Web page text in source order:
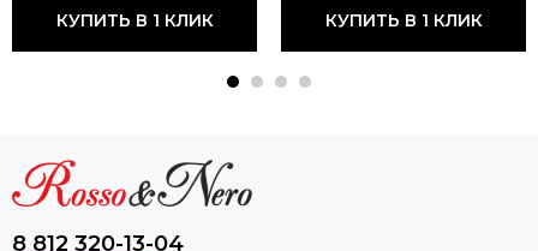
КУПИТЬ В 1 КЛИК КУПИТЬ В 1 КЛИК
8 812 320-13-04